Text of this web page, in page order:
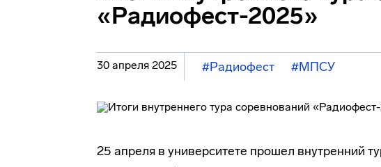
«Радиофест-2025»
30 апреля 2025 #Радиофест #МПСУ
25 апреля в университете прошел внутренний